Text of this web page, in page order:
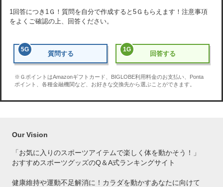
1回答につき 1Ｇ ！質問を自分で作成すると 5Ｇ もらえます！注意事項
をよくご確認の上、回答ください。
5G
質問する
1G
回答する
※ＧポイントはAmazonギフトカード、BIGLOBE利用料金のお支払い、Ponta
ポイント、各種金融機関など、お好きな交換先から選ぶことができます。
Our Vision
「お気に入りのスポーツアイテムで楽しく体を動かそう！」
おすすめスポーツグッズのQ＆A式ランキングサイト
健康維持や運動不足解消に！カラダを動かすあなたに向けて